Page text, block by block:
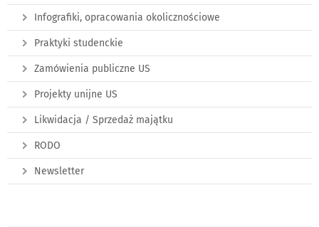
Infografiki, opracowania okolicznościowe
Praktyki studenckie
Zamówienia publiczne US
Projekty unijne US
Likwidacja / Sprzedaż majątku
RODO
Newsletter